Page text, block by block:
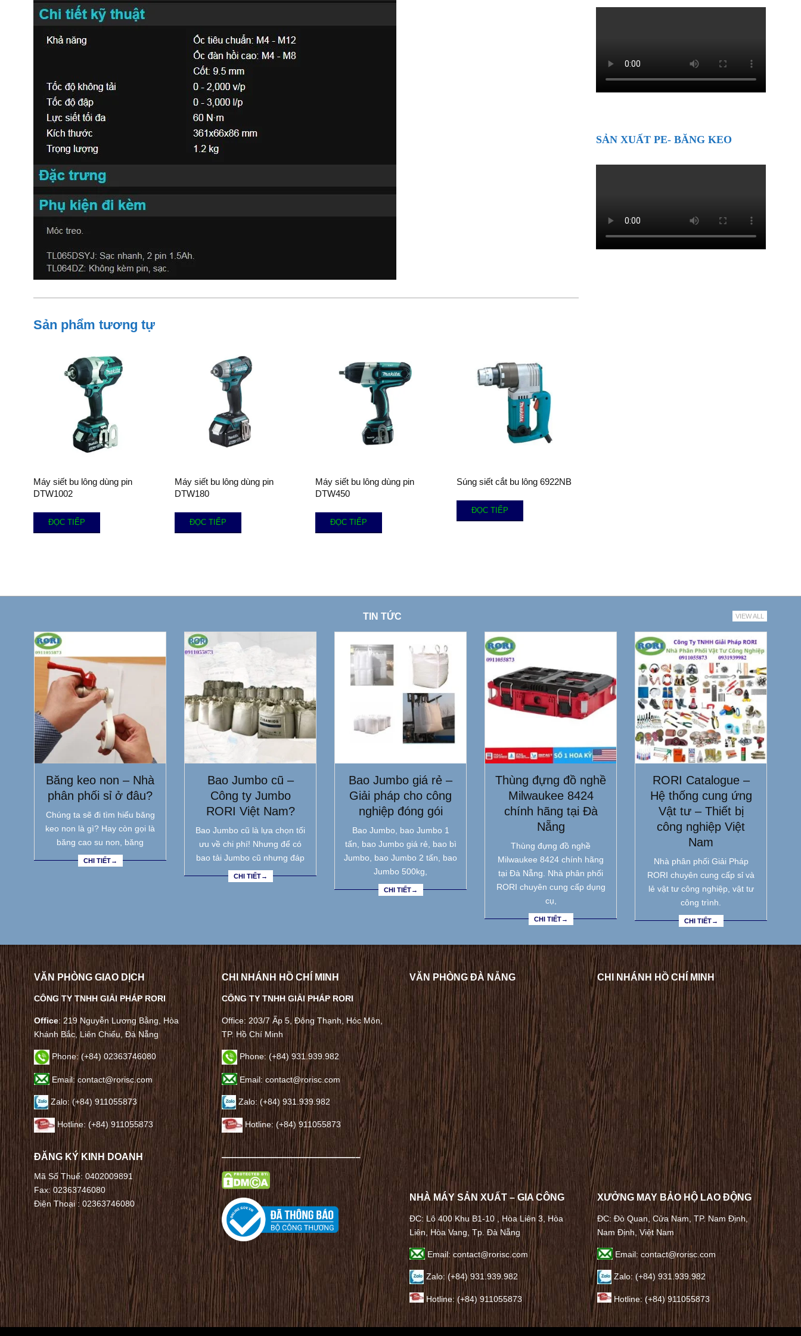
Sản phẩm tương tự
Máy siết bu lông dùng pin
DTW1002
ĐỌC TIẾP
Máy siết bu lông dùng pin
DTW180
ĐỌC TIẾP
Máy siết bu lông dùng pin
DTW450
ĐỌC TIẾP
Súng siết cắt bu lông 6922NB
ĐỌC TIẾP
SẢN XUẤT PE- BĂNG KEO
TIN TỨC VIEW ALL
Băng keo non – Nhà
phân phối sỉ ở đâu?
Chúng ta sẽ đi tìm hiểu băng
keo non là gì? Hay còn gọi là
băng cao su non, băng
CHI TIẾT→
Bao Jumbo cũ –
Công ty Jumbo
RORI Việt Nam?
Bao Jumbo cũ là lựa chọn tối
ưu về chi phí! Nhưng để có
bao tải Jumbo cũ nhưng đáp
CHI TIẾT→
Bao Jumbo giá rẻ –
Giải pháp cho công
nghiệp đóng gói
Bao Jumbo, bao Jumbo 1
tấn, bao Jumbo giá rẻ, bao bì
Jumbo, bao Jumbo 2 tấn, bao
Jumbo 500kg,
CHI TIẾT→
Thùng đựng đồ nghề
Milwaukee 8424
chính hãng tại Đà
Nẵng
Thùng đựng đồ nghề
Milwaukee 8424 chính hãng
tại Đà Nẵng. Nhà phân phối
RORI chuyên cung cấp dụng
cụ,
CHI TIẾT→
RORI Catalogue –
Hệ thống cung ứng
Vật tư – Thiết bị
công nghiệp Việt
Nam
Nhà phân phối Giải Pháp
RORI chuyên cung cấp sỉ và
lẻ vật tư công nghiệp, vật tư
công trình.
CHI TIẾT→
VĂN PHÒNG GIAO DỊCH
CÔNG TY TNHH GIẢI PHÁP RORI
Office: 219 Nguyễn Lương Bằng, Hòa
Khánh Bắc, Liên Chiểu, Đà Nẵng
Phone: (+84) 02363746080
Email: contact@rorisc.com
Zalo: (+84) 911055873
Hotline: (+84) 911055873
ĐĂNG KÝ KINH DOANH
Mã Số Thuế: 0402009891
Fax: 02363746080
Điện Thoại :02363746080
CHI NHÁNH HỒ CHÍ MINH
CÔNG TY TNHH GIẢI PHÁP RORI
Office: 203/7 Ấp 5, Đông Thạnh, Hóc Môn,
TP. Hồ Chí Minh
Phone: (+84) 931.939.982
Email: contact@rorisc.com
Zalo: (+84) 931.939.982
Hotline: (+84) 911055873
——————————————–
VĂN PHÒNG ĐÀ NẴNG
NHÀ MÁY SẢN XUẤT – GIA CÔNG
ĐC: Lô 400 Khu B1-10 , Hòa Liên 3, Hòa
Liên, Hòa Vang, Tp. Đà Nẵng
Email: contact@rorisc.com
Zalo: (+84) 931.939.982
Hotline: (+84) 911055873
CHI NHÁNH HỒ CHÍ MINH
XƯỞNG MAY BẢO HỘ LAO ĐỘNG
ĐC: Đò Quan, Cửa Nam, TP. Nam Định,
Nam Định, Việt Nam
Email: contact@rorisc.com
Zalo: (+84) 931.939.982
Hotline: (+84) 911055873